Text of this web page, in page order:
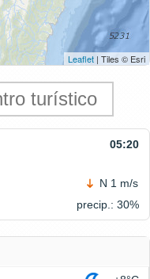
Leaflet | Tiles © Esri
05:20
N 1 m/s
precip.: 30%